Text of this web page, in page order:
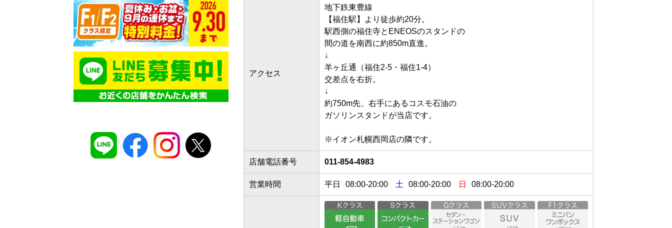
アクセス
地下鉄東豊線
【福住駅】より徒歩約20分。
駅西側の福住寺とENEOSのスタンドの
間の道を南西に約850m直進。
↓
羊ヶ丘通（福住2-5・福住1-4）
交差点を右折。
↓
約750m先、右手にあるコスモ石油の
ガソリンスタンドが当店です。
※イオン札幌西岡店の隣です。
店舗電話番号 011-854-4983
営業時間 平日 08:00-20:00 土 08:00-20:00 日 08:00-20:00